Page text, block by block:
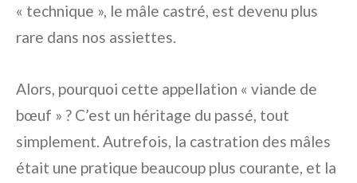
« technique », le mâle castré, est devenu plus
rare dans nos assiettes.
Alors, pourquoi cette appellation « viande de
bœuf » ? C’est un héritage du passé, tout
simplement. Autrefois, la castration des mâles
était une pratique beaucoup plus courante, et la